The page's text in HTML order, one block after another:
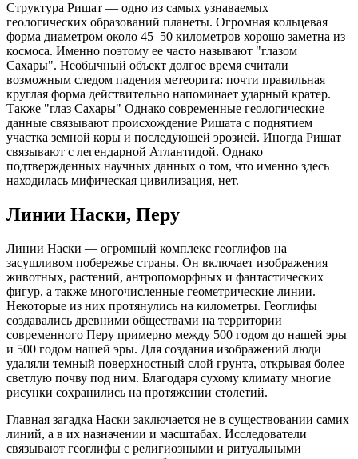
Структура Ришат — одно из самых узнаваемых
геологических образований планеты. Огромная кольцевая
форма диаметром около 45–50 километров хорошо заметна из
космоса. Именно поэтому ее часто называют "глазом
Сахары". Необычный объект долгое время считали
возможным следом падения метеорита: почти правильная
круглая форма действительно напоминает ударный кратер.
Также "глаз Сахары" Однако современные геологические
данные связывают происхождение Ришата с поднятием
участка земной коры и последующей эрозией. Иногда Ришат
связывают с легендарной Атлантидой. Однако
подтвержденных научных данных о том, что именно здесь
находилась мифическая цивилизация, нет.
Линии Наски, Перу
Линии Наски — огромный комплекс геоглифов на
засушливом побережье страны. Он включает изображения
животных, растений, антропоморфных и фантастических
фигур, а также многочисленные геометрические линии.
Некоторые из них протянулись на километры. Геоглифы
создавались древними обществами на территории
современного Перу примерно между 500 годом до нашей эры
и 500 годом нашей эры. Для создания изображений люди
удаляли темный поверхностный слой грунта, открывая более
светлую почву под ним. Благодаря сухому климату многие
рисунки сохранились на протяжении столетий.
Главная загадка Наски заключается не в существовании самих
линий, а в их назначении и масштабах. Исследователи
связывают геоглифы с религиозными и ритуальными